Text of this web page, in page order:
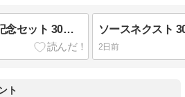
ソースネクスト 30周年記念セット 30周年プレミアムセット
2日前
ト